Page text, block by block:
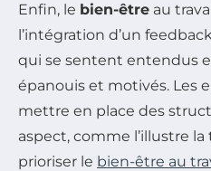
Enfin, le bien-être au
l’intégration d’un
qui se sentent entendus
épanouis et motivés. Les
mettre en place des
aspect, comme l’illustre
prioriser le bien-être au